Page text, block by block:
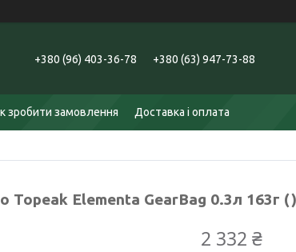
+380 (96) 403-36-78 +380 (63) 947-73-88
зробити замовлення Доставка і оплата
Topeak Elementa GearBag 0.3л 163г ()
2 332 ₴